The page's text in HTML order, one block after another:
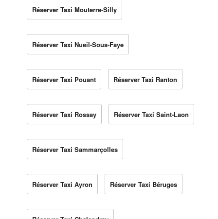
Réserver Taxi Mouterre-Silly
Réserver Taxi Nueil-Sous-Faye
Réserver Taxi Pouant Réserver Taxi Ranton
Réserver Taxi Rossay Réserver Taxi Saint-Laon
Réserver Taxi Sammarçolles
Réserver Taxi Ayron Réserver Taxi Béruges